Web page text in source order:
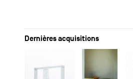
Dernières acquisitions